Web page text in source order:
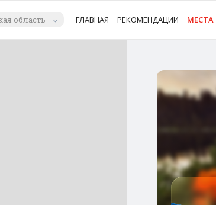
область ГЛАВНАЯ РЕКОМЕНДАЦИИ